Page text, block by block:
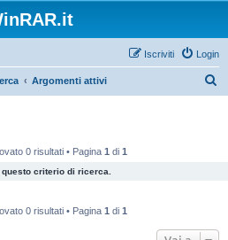
Login
Iscriviti
Argomenti attivi
0 risultati • Pagina 1 di 1
criterio di ricerca.
0 risultati • Pagina 1 di 1